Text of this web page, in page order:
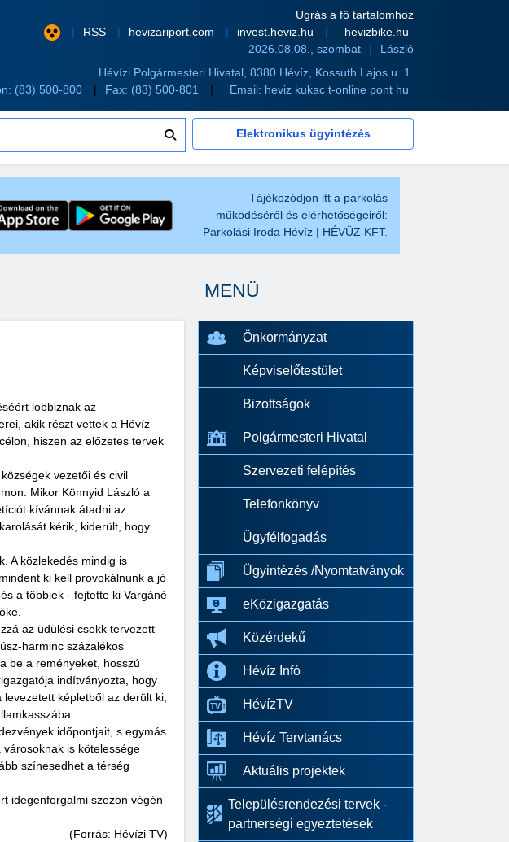
Ugrás a fő tartalomhoz
RSS
hevizariport.com invest.heviz.hu
hevizbike.hu
2026.08.08., szombat
László
Hévízi Polgármesteri Hivatal, 8380 Hévíz, Kossuth Lajos u. 1.
(83) 500-800 Fax: (83) 500-801 Email: heviz kukac t-online pont hu
Elektronikus ügyintézés
Tájékozódjon itt a parkolás
működéséről és elérhetőségeiről:
Parkolási Iroda Hévíz | HÉVÜZ KFT.
lobbiznak az
akik részt vettek a Hévíz
hiszen az előzetes tervek
vezetői és civil
Mikor Könnyid László a
kívánnak átadni az
kérik, kiderült, hogy
A közlekedés mindig is
ki kell provokálnunk a jó
a többiek - fejtette ki Vargáné
az üdülési csekk tervezett
harminc százalékos
be a reményeket, hosszú
indítványozta, hogy
képletből az derült ki,
időpontjait, s egymás
is kötelessége
színesedhet a térség
idegenforgalmi szezon végén
(Forrás: Hévízi TV)
MENÜ
Önkormányzat
Képviselőtestület
Bizottságok
Polgármesteri Hivatal
Szervezeti felépítés
Telefonkönyv
Ügyfélfogadás
Ügyintézés /Nyomtatványok
eKözigazgatás
Közérdekű
Hévíz Infó
HévízTV
Hévíz Tervtanács
Aktuális projektek
Településrendezési tervek -
partnerségi egyeztetések